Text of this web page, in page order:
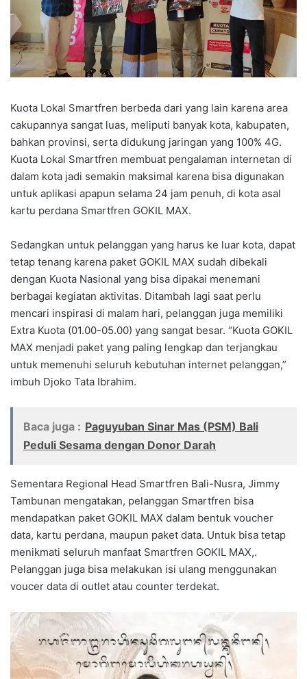
Kuota Lokal Smartfren berbeda dari yang lain karena area
cakupannya sangat luas, meliputi banyak kota, kabupaten,
bahkan provinsi, serta didukung jaringan yang 100% 4G.
Kuota Lokal Smartfren membuat pengalaman internetan di
dalam kota jadi semakin maksimal karena bisa digunakan
untuk aplikasi apapun selama 24 jam penuh, di kota asal
kartu perdana Smartfren GOKIL MAX.
Sedangkan untuk pelanggan yang harus ke luar kota, dapat
tetap tenang karena paket GOKIL MAX sudah dibekali
dengan Kuota Nasional yang bisa dipakai menemani
berbagai kegiatan aktivitas. Ditambah lagi saat perlu
mencari inspirasi di malam hari, pelanggan juga memiliki
Extra Kuota (01.00-05.00) yang sangat besar. “Kuota GOKIL
MAX menjadi paket yang paling lengkap dan terjangkau
untuk memenuhi seluruh kebutuhan internet pelanggan,”
imbuh Djoko Tata Ibrahim.
Baca juga : Paguyuban Sinar Mas (PSM) Bali
Peduli Sesama dengan Donor Darah
Sementara Regional Head Smartfren Bali-Nusra, Jimmy
Tambunan mengatakan, pelanggan Smartfren bisa
mendapatkan paket GOKIL MAX dalam bentuk voucher
data, kartu perdana, maupun paket data. Untuk bisa tetap
menikmati seluruh manfaat Smartfren GOKIL MAX,.
Pelanggan juga bisa melakukan isi ulang menggunakan
voucer data di outlet atau counter terdekat.